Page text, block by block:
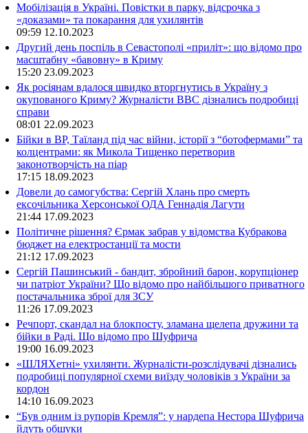
Мобілізація в Україні. Повістки в парку, відсрочка з
«доказами» та покарання для ухилянтів
09:59 12.10.2023
Другий день поспіль в Севастополі «приліт»: що відомо про
масштабну «бавовну» в Криму
15:20 23.09.2023
Як росіянам вдалося швидко вторгнутись в Україну з
окупованого Криму? Журналісти ВВС дізнались подробиці
справи
08:01 22.09.2023
Бійки в ВР, Таїланд під час війни, історії з “ботофермами” та
колцентрами: як Микола Тищенко перетворив
законотворчість на піар
17:15 18.09.2023
Довели до самогубства: Сергій Хлань про смерть
ексочільника Херсонської ОДА Геннадія Лагути
21:44 17.09.2023
Політичне рішення? Єрмак забрав у відомства Кубракова
бюджет на електростанції та мости
21:12 17.09.2023
Сергій Пашинський - бандит, збройний барон, корупціонер
чи патріот України? Що відомо про найбільшого приватного
постачальника зброї для ЗСУ
11:26 17.09.2023
Речпорт, скандал на блокпосту, зламана щелепа дружини та
бійки в Раді. Що відомо про Шуфрича
19:00 16.09.2023
«ШЛЯХетні» ухилянти. Журналісти-розслідувачі дізнались
подробиці популярної схеми виїзду чоловіків з України за
кордон
14:10 16.09.2023
“Був одним із рупорів Кремля”: у нардепа Нестора Шуфрича
йдуть обшуки